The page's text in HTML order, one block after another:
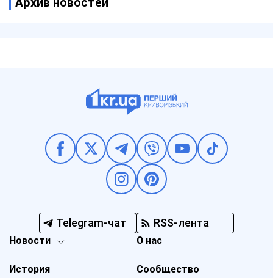
Telegram-чат RSS-лента
Новости
История
О нас
Сообщество